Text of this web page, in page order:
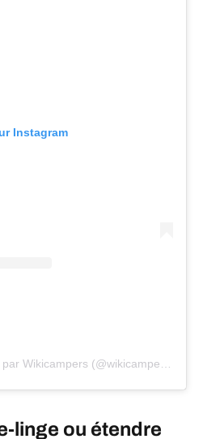
Instagram
linge ou étendre